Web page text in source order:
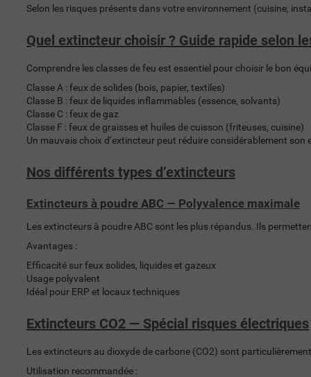
Selon les risques présents dans votre environnement (cuisine,
Quel extincteur choisir ? Guide rapide selon
Comprendre les classes de feu est essentiel pour choisir le bon
Classe A : feux de solides (bois, papier, textiles)
Classe B : feux de liquides inflammables (essence, solvants)
Classe C : feux de gaz
Classe F : feux de graisses et huiles de cuisson (friteuses, cuisine)
Un mauvais choix d’extincteur peut réduire considérablement
Nos différents types d’extincteurs
Extincteurs à poudre ABC — Polyvalence maximale
Les extincteurs à poudre ABC sont les plus répandus. Ils
Avantages :
Efficacité sur feux solides, liquides et gazeux
Usage polyvalent
Idéal pour ERP et locaux techniques
Extincteurs CO2 — Spécial risques électriques
Les extincteurs au dioxyde de carbone (CO2) sont
Utilisation recommandée :